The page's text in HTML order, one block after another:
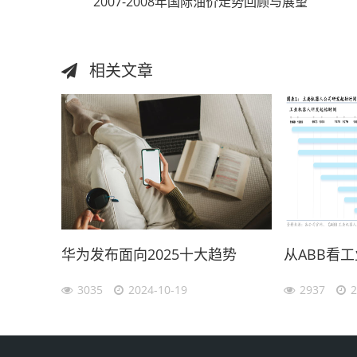
相关文章
华为发布面向2025十大趋势
3035 2024-10-19
从ABB看
2937